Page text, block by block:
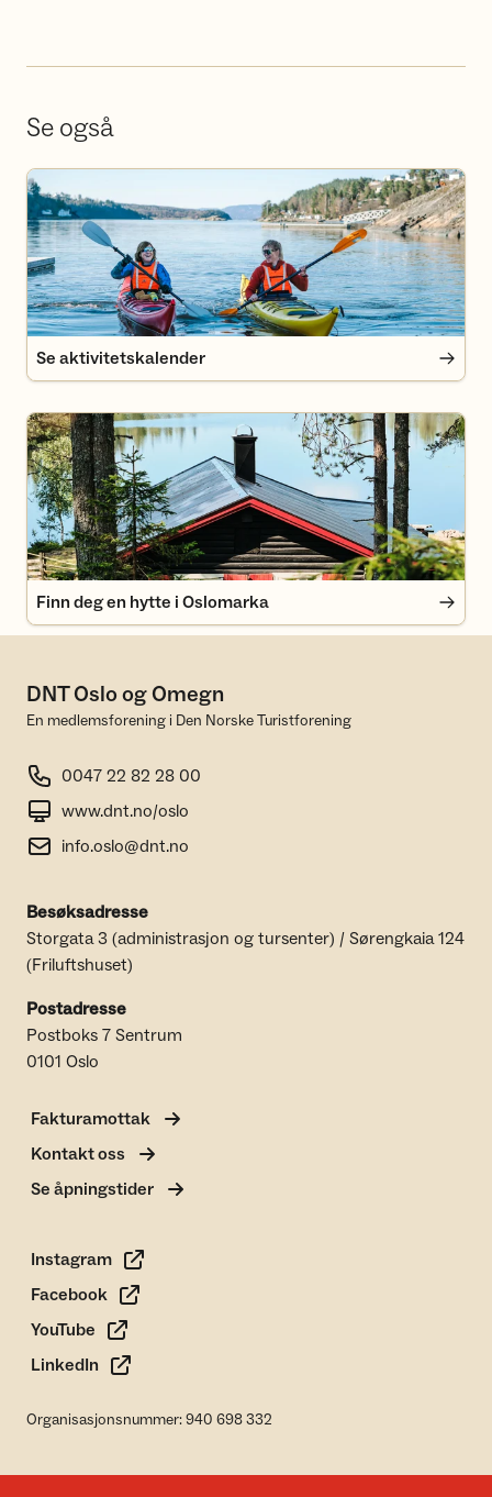
Se også
Se aktivitetskalender
Se aktivitetskalender
Finn deg en hytte i Oslomarka
Finn deg en hytte i Oslomarka
DNT Oslo og Omegn
En medlemsforening i Den Norske Turistforening
0047 22 82 28 00
www.dnt.no/oslo
info.oslo@dnt.no
Besøksadresse
Storgata 3 (administrasjon og tursenter) / Sørengkaia 124
(Friluftshuset)
Postadresse
Postboks 7 Sentrum
0101 Oslo
Fakturamottak
Kontakt oss
Se åpningstider
Instagram
Facebook
YouTube
LinkedIn
Organisasjonsnummer: 940 698 332